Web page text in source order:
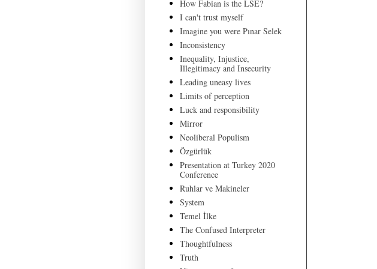
How Fabian is the LSE?
I can't trust myself
Imagine you were Pınar Selek
Inconsistency
Inequality, Injustice,
Illegitimacy and Insecurity
Leading uneasy lives
Limits of perception
Luck and responsibility
Mirror
Neoliberal Populism
Özgürlük
Presentation at Turkey 2020
Conference
Ruhlar ve Makineler
System
Temel İlke
The Confused Interpreter
Thoughtfulness
Truth